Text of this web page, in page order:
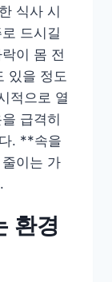
식사 시
드시길
이 몸 전
있을 정도
적으로 열
급격히
. **속을
이는 가
환경